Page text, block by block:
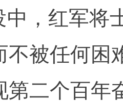
中，红军将
不被任何困
第二个百年